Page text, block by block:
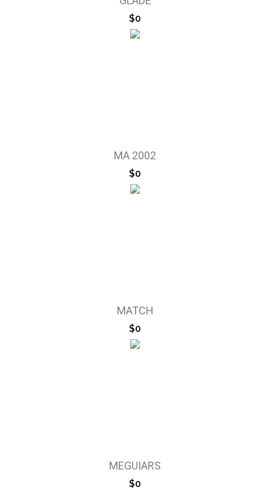
$0
MA 2002
$0
MATCH
$0
MEGUIARS
$0